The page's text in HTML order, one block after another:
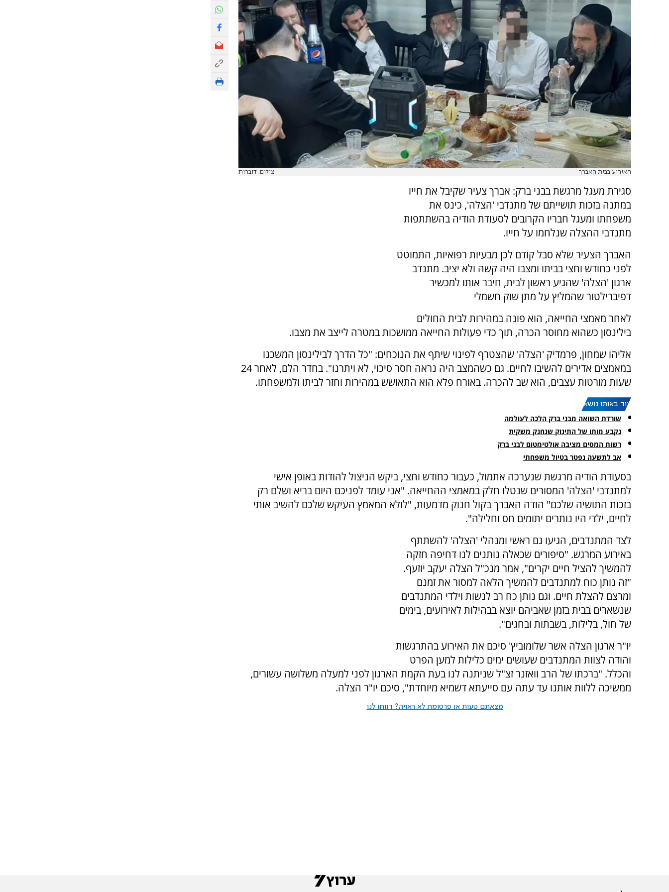
האירוע בבית האברך צילום: דוברות
סגירת מעגל מרגשת בבני ברק: אברך צעיר שקיבל את חייו
במתנה בזכות תושייתם של מתנדבי 'הצלה', כינס את
משפחתו ומעגל חבריו הקרובים לסעודת הודיה בהשתתפות
מתנדבי ההצלה שנלחמו על חייו.
האברך הצעיר שלא סבל קודם לכן מבעיות רפואיות, התמוטט
לפני כחודש וחצי בביתו ומצבו היה קשה ולא יציב. מתנדב
ארגון 'הצלה' שהגיע ראשון לבית, חיבר אותו למכשיר
דפיברילטור שהמליץ על מתן שוק חשמלי
לאחר מאמצי החייאה, הוא פונה במהירות לבית החולים
בילינסון כשהוא מחוסר הכרה, תוך כדי פעולות החייאה ממושכות במטרה לייצב את מצבו.
אליהו שמחון, פרמדיק 'הצלה' שהצטרף לפינוי שיתף את הנוכחים: "כל הדרך לבילינסון המשכנו
במאמצים אדירים להשיבו לחיים. גם כשהמצב היה נראה חסר סיכוי, לא ויתרנו". בחדר הלם, לאחר 24
שעות מורטות עצבים, הוא שב להכרה. באורח פלא הוא התאושש במהירות וחזר לביתו ולמשפחתו.
עוד באותו נושא:
שורדת השואה מבני ברק הלכה לעולמה
נקבע מותו של התינוק שנחנק משקית
רשות המסים מציבה אולטימטום לבני ברק
אב לתשעה נפטר בטיול משפחתי
בסעודת הודיה מרגשת שנערכה אתמול, כעבור כחודש וחצי, ביקש הניצול להודות באופן אישי
למתנדבי 'הצלה' המסורים שנטלו חלק במאמצי ההחייאה. "אני עומד לפניכם היום בריא ושלם רק
בזכות התושיה שלכם" הודה האברך בקול חנוק מדמעות, "לולא המאמץ העיקש שלכם להשיב אותי
לחיים, ילדי היו נותרים יתומים חס וחלילה".
לצד המתנדבים, הגיעו גם ראשי ומנהלי 'הצלה' להשתתף
באירוע המרגש. "סיפורים שכאלה נותנים לנו דחיפה חזקה
להמשיך להציל חיים יקרים", אמר מנכ"ל הצלה יעקב יוזעף.
"זה נותן כוח למתנדבים להמשיך הלאה למסור את זמנם
ומרצם להצלת חיים. וגם נותן כח רב לנשות וילדי המתנדבים
שנשארים בבית בזמן שאביהם יוצא בבהילות לאירועים, בימים
של חול, בלילות, בשבתות ובחגים".
יו"ר ארגון הצלה אשר שלומוביץ' סיכם את האירוע בהתרגשות
והודה לצוות המתנדבים שעושים ימים כלילות למען הפרט
והכלל. "ברכתו של הרב וואזנר זצ"ל שניתנה לנו בעת הקמת הארגון לפני למעלה משלושה עשורים,
ממשיכה ללוות אותנו עד עתה עם סייעתא דשמיא מיוחדת", סיכם יו"ר הצלה.
מצאתם טעות או פרסומת לא ראויה? דווחו לנו